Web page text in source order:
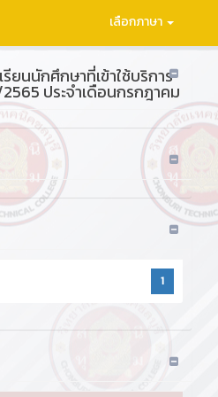
เลือกภาษา
ยนนักศึกษาที่เข้าใช้บริการ
ประจำเดือนกรกฎาคม
1